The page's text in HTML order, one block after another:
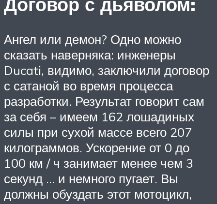
Ангел или демон? Одно можно
сказать наверняка: инженеры
Ducati, видимо, заключили договор
с сатаной во время процесса
разработки. Результат говорит сам
за себя – имеем 162 лошадиных
силы при сухой массе всего 207
килограммов. Ускорение от 0 до
100 км / ч занимает менее чем 3
секунд … и немного пугает. Вы
должны обуздать этот мотоцикл,